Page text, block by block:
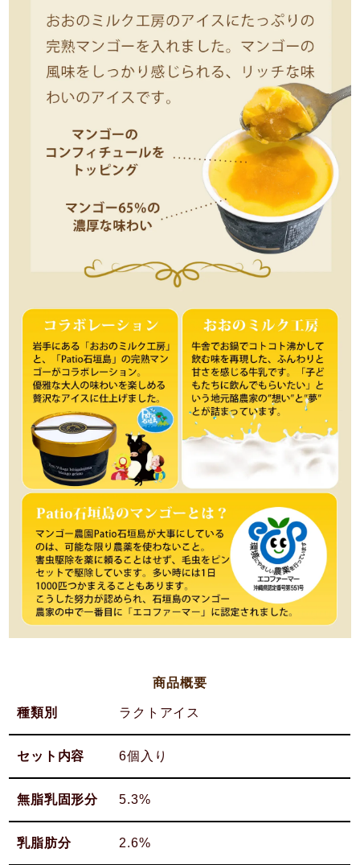
商品概要
種類別 ラクトアイス
セット内容 6個入り
無脂乳固形分 5.3%
乳脂肪分 2.6%